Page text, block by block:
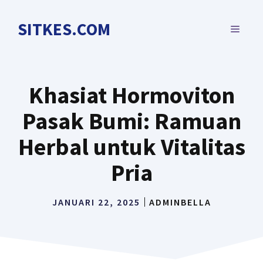
SITKES.COM MENU
Khasiat Hormoviton
Pasak Bumi: Ramuan
Herbal untuk Vitalitas
Pria
JANUARI 22, 2025 ADMINBELLA